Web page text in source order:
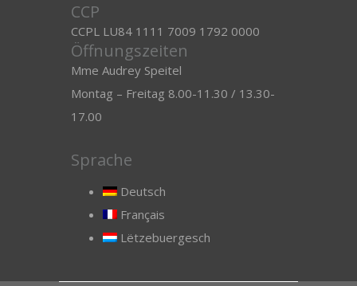
CCP
CCPL LU84 1111 7009 1792 0000
Öffnungszeiten
Mme Audrey Speitel
Montag – Freitag 8.00-11.30 / 13.30-
17.00
Sprache
Deutsch
Français
Lëtzebuergesch